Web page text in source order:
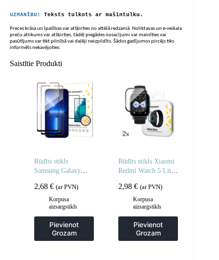
UZMANĪBU! Teksts tulkots ar mašīntulku.
Preces krāsa un īpašības var atšķirties no attēlā redzamā. Noliktavas un e-veikala
preču atlikums var atšķirties, tādēļ piegādes nosacījumi var mainīties vai
pasūtījums var tikt pilnībā vai daļēji neizpildīts. Šādos gadījumos pircējs tiks
informēts nekavējoties.
Saistītie Produkti
Rūdīts stikls
Samsung Galaxy
pilnībā līmējamam
rūdītam stiklam – 2
2,68 € (ar PVN)
Korpusa
aizsargstikls
Pievienot
Grozam
Rūdīts stikls Xiaomi
Redmi Watch 5 Lite
2,98€ (ar PVN)
Korpusa
aizsargstikls
Pievienot
Grozam